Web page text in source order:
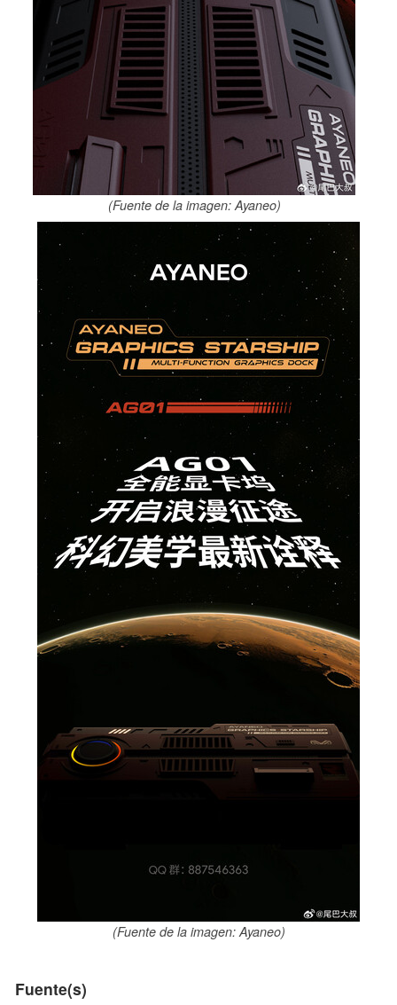
(Fuente de la imagen: Ayaneo)
(Fuente de la imagen: Ayaneo)
Fuente(s)